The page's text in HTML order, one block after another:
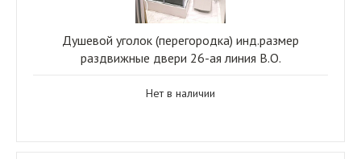
Нет в наличии
Душевой уголок (перегородка) инд.размер
раздвижные двери 26-ая линия В.О.